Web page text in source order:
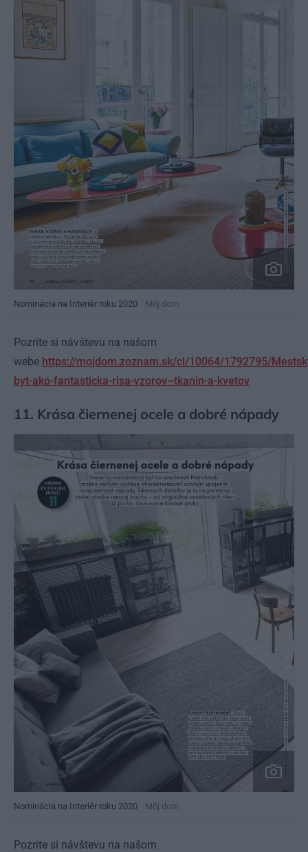
Nominácia na Interiér roku 2020 Môj dom
Pozrite si návštevu na našom
webe https://mojdom.zoznam.sk/cl/10064/1792795/
byt-ako-fantasticka-risa-vzorov–tkanin-a-kvetov
11. Krása čiernenej ocele a dobré nápady
Nominácia na Interiér roku 2020 Môj dom
Pozrite si návštevu na našom